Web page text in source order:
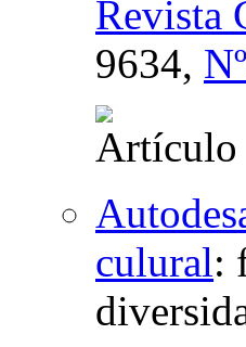
Revista
9634,
culural: